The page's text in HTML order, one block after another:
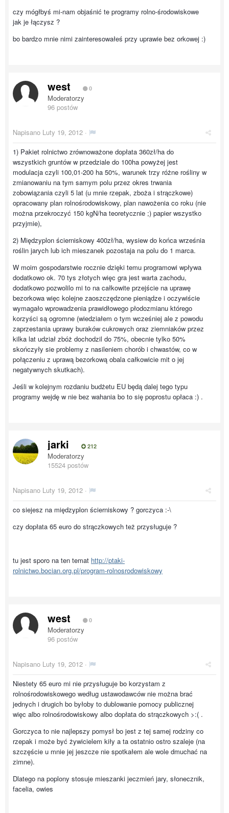
czy mógłbyś mi-nam objaśnić te programy rolno-środowiskowe
jak je łączysz ?
bo bardzo mnie nimi zainteresowałeś przy uprawie bez orkowej :)
west 0
Moderatorzy
96 postów
Napisano Luty 19, 2012 ·
1) Pakiet rolnictwo zrównoważone dopłata 360zł/ha do
wszystkich gruntów w przedziale do 100ha powyżej jest
modulacja czyli 100,01-200 ha 50%, warunek trzy różne rośliny w
zmianowaniu na tym samym polu przez okres trwania
zobowiązania czyli 5 lat (u mnie rzepak, zboża i strączkowe)
opracowany plan rolnośrodowiskowy, plan nawożenia co roku (nie
można przekroczyć 150 kgN/ha teoretycznie ;) papier wszystko
przyjmie),
2) Międzyplon ścierniskowy 400zł/ha, wysiew do końca września
roślin jarych lub ich mieszanek pozostaja na polu do 1 marca.
W moim gospodarstwie rocznie dzięki temu programowi wpływa
dodatkowo ok. 70 tys złotych więc gra jest warta zachodu,
dodatkowo pozwolilo mi to na całkowite przejście na uprawę
bezorkowa więc kolejne zaoszczędzone pieniądze i oczywiście
wymagało wprowadzenia prawidłowego płodozmianu którego
korzyści są ogromne (wiedziałem o tym wcześniej ale z powodu
zaprzestania uprawy buraków cukrowych oraz ziemniaków przez
kilka lat udział zbóż dochodzil do 75%, obecnie tylko 50%
skończyły sie problemy z nasileniem chorób i chwastów, co w
połączeniu z uprawą bezorkową obala całkowicie mit o jej
negatywnych skutkach).
Jeśli w kolejnym rozdaniu budżetu EU będą dalej tego typu
programy wejdę w nie bez wahania bo to się poprostu opłaca :) .
jarki 212
Moderatorzy
15524 postów
Napisano Luty 19, 2012 ·
co siejesz na międzyplon ścierniskowy ? gorczyca :-\
czy dopłata 65 euro do strączkowych też przysługuje ?
tu jest sporo na ten temat http://ptaki-
rolnictwo.bocian.org.pl/program-rolnosrodowiskowy
west 0
Moderatorzy
96 postów
Napisano Luty 19, 2012 ·
Niestety 65 euro mi nie przysługuje bo korzystam z
rolnośrodowiskowego według ustawodawców nie można brać
jednych i drugich bo byłoby to dublowanie pomocy publicznej
więc albo rolnośrodowiskowy albo dopłata do strączkowych >:( .
Gorczyca to nie najlepszy pomysł bo jest z tej samej rodziny co
rzepak i może być żywicielem kiły a ta ostatnio ostro szaleje (na
szczęście u mnie jej jeszcze nie spotkałem ale wole dmuchać na
zimne).
Dlatego na poplony stosuje mieszanki jeczmień jary, słonecznik,
facelia, owies